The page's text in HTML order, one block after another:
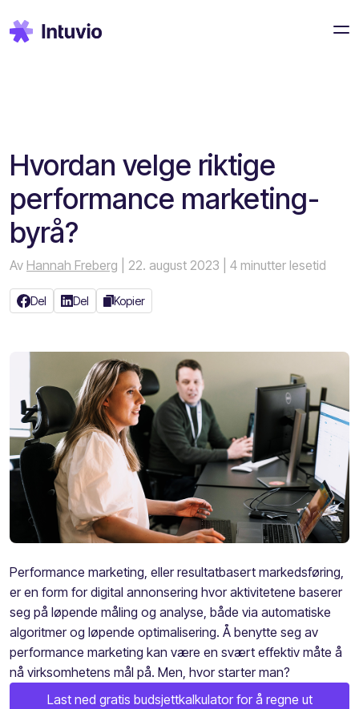
Hvordan velge riktige
performance marketing-
byrå?
Av Hannah Freberg | 22. august 2023 | 4 minutter lesetid
Del Del Kopier
Performance marketing, eller resultatbasert markedsføring,
er en form for digital annonsering hvor aktivitetene baserer
seg på løpende måling og analyse, både via automatiske
algoritmer og løpende optimalisering. Å benytte seg av
performance marketing kan være en svært effektiv måte å
nå virksomhetens mål på. Men, hvor starter man?
Last ned gratis budsjettkalkulator for å regne ut